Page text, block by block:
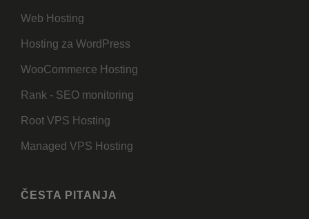
Web Hosting
Hosting za WordPress
WooCommerce Hosting
Rank - SEO monitoring
Root VPS Hosting
Managed VPS Hosting
ČESTA PITANJA